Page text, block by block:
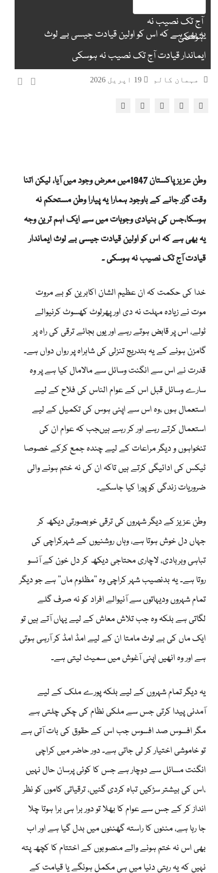
یہ بھی ہے کہ اس کو اولین قیادت جیسی بے لوث
ایماندار قیادت آج تک نصیب نہ ہوسکی
مہمان کالم
وطن عزیز پاکستان 1947میں معرض وجود میں آیا، لیکن اتنا
وقت گزر جانے کے باوجود ہمارا یہ پیارا وطن مستحکم نہ
ہوسکا،جس کی بنیادی وجوہات میں سے ایک اہم ترین وجہ
یہ بھی ہے کہ اس کو اولین قیادت جیسی بے لوث ایماندار
قیادت آج تک نصیب نہ ہوسکی ۔
خدا کی حکمت کہ ان عظیم الشان اکابرین کو بے مروت
موت نے زیادہ مہلت نہ دی اور پھرلوٹ کھسوٹ کرنیوالے
ٹولے، اس پر قابض ہوتے رہے اور یوں بجائے ترقی کی راہ پر
گامزن ہونے کے یہ بتدریج تنزلی کی شاہراہ پر رواں دواں ہے۔
قدرت نے اس سے انگنت وسائل سے مالامال کیا ہے پر وہ
سارے وسائل قبل اس کے عوام الناس کی فلاح کے لیے
استعمال ہوں ،وہ اس سے اپنی ہوس کی تکمیل کے لیے
استعمال کرتے رہے اور کر رہے ہیںجب کہ عوام ان کی
تنخواہوں و دیگر مراعات کے لیے چندہ جمع کرکے خصوصا
ٹیکس کی ادائیگی کرتے ہیں تاکہ ان کی نہ ختم ہونے والی
ضروریات زندگی کو پورا کیا جاسکے۔
وطن عزیز کے دیگر شہروں کی ترقی خوبصورتی دیکھ کر
جہاں دل خوش ہوتا ہے، وہاں روشنیوں کے شہرکراچی کی
تباہی وبربادی، لاچاری محتاجی دیکھ کر دل خون کے آنسو
روتا ہے۔ یہ بدنصیب شہر کراچی وہ ’’مظلوم ماں‘‘ ہے جو دیگر
تمام شہروں ودیہاتوں سے آنیوالے افراد کو نہ صرف گلے
لگاتی ہے بلکہ وہ جب تلاش معاش کے لیے یہاں آتے ہیں تو
ایک ماں کی بے لوث مامتا ان کے لیے امڈ امڈ کر آرہی ہوتی
ہے اور وہ انھیں اپنی آغوش میں سمیٹ لیتی ہے۔
یہ دیگر تمام شہروں کے لیے بلکہ پورے ملک کے لیے
آمدنی پیدا کرتی جس سے ملکی نظام کی چکی چلتی ہے
مگر افسوس صد افسوس جب اس کے حقوق کی بات آتی ہے
تو خاموشی اختیار کر لی جاتی ہے۔ دور حاضر میں کراچی
انگنت مسائل سے دوچار ہے جس کا کوئی پرسان حال نہیں
،اس کی بیشتر سڑکیں تباہ کردی گئیں، ترقیاتی کاموں کو نظر
انداز کر کے جس سے عوام کا بھلا تو دور برا ہی برا ہوتا چلا
جا رہا ہے، منٹوں کا راستہ گھنٹوں میں بدل گیا ہے اور اب
بھی اس نہ ختم ہونے والے منصوبوں کے اختتام کا کچھ پتہ
نہیں کہ یہ رہتی دنیا میں ہی مکمل ہونگے یا قیامت کے